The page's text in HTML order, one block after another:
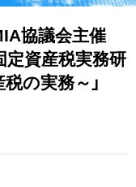
協議会主催
資産税実務研
の実務～」